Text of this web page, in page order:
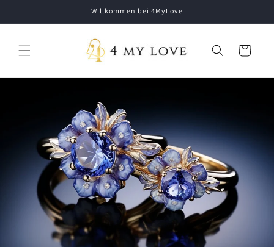
Willkommen bei 4MyLove
Warenkorb